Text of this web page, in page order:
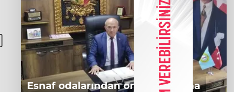
Esnaf odalarından ortak açıklama